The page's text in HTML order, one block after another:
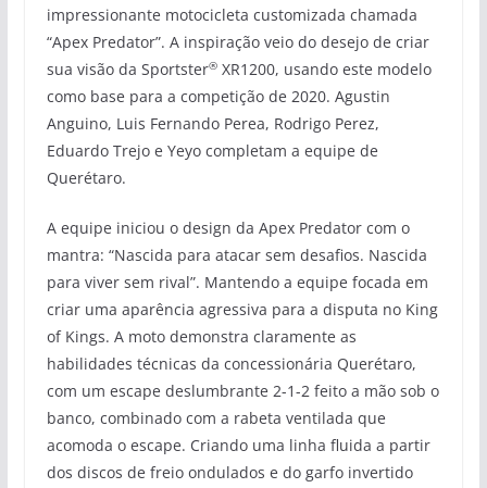
impressionante motocicleta customizada chamada
“Apex Predator”. A inspiração veio do desejo de criar
sua visão da Sportster®XR1200, usando este modelo
como base para a competição de 2020. Agustin
Anguino, Luis Fernando Perea, Rodrigo Perez,
Eduardo Trejo e Yeyo completam a equipe de
Querétaro.
A equipe iniciou o design da Apex Predator com o
mantra: “Nascida para atacar sem desafios. Nascida
para viver sem rival”. Mantendo a equipe focada em
criar uma aparência agressiva para a disputa no King
of Kings. A moto demonstra claramente as
habilidades técnicas da concessionária Querétaro,
com um escape deslumbrante 2-1-2 feito a mão sob o
banco, combinado com a rabeta ventilada que
acomoda o escape. Criando uma linha fluida a partir
dos discos de freio ondulados e do garfo invertido